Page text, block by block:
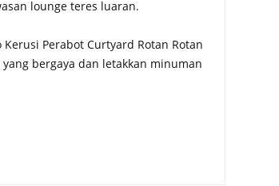
lounge teres luaran.
Perabot Curtyard Rotan Rotan
bergaya dan letakkan minuman